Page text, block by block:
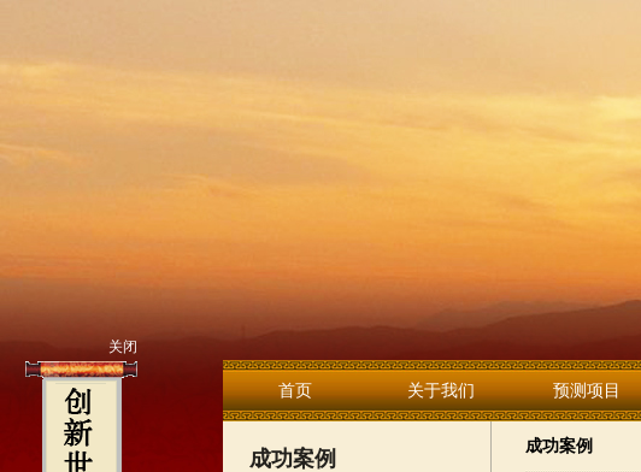
首页 关于我们 预测项目
成功案例
成功案例
关闭